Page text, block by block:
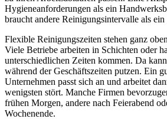
Hygieneanforderungen als ein
braucht andere Reinigungsintervalle als
Flexible Reinigungszeiten stehen ganz
Viele Betriebe arbeiten in Schichten oder
unterschiedlichen Zeiten kommen. Da
während der Geschäftszeiten putzen. Ein
Unternehmen passt sich an und arbeitet
wenigsten stört. Manche Firmen
frühen Morgen, andere nach Feierabend
Wochenende.